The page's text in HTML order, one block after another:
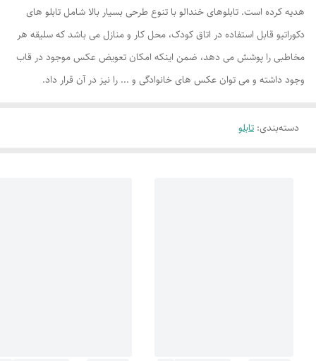
هدیه کرده است. تابلوهای خندالو با تنوع طرحی بسیار بالا شامل تابلو های
دکوراتیو قابل استفاده در اتاق کودک، محل کار و منازل می باشد که سلیقه هر
مخاطبی را پوشش می دهد، ضمن اینکه امکان تعویض عکس موجود در قاب
وجود داشته و می توان عکس های خانوادگی و ... را نیز در آن قرار داد.
دسته‌بندی: تابلو